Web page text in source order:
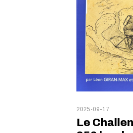
2025-09-17
Le